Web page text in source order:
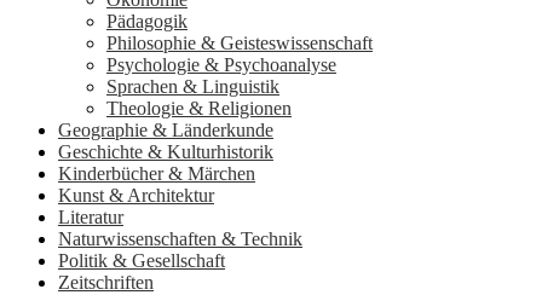
Pädagogik
Philosophie & Geisteswissenschaft
Psychologie & Psychoanalyse
Sprachen & Linguistik
Theologie & Religionen
Geographie & Länderkunde
Geschichte & Kulturhistorik
Kinderbücher & Märchen
Kunst & Architektur
Literatur
Naturwissenschaften & Technik
Politik & Gesellschaft
Zeitschriften